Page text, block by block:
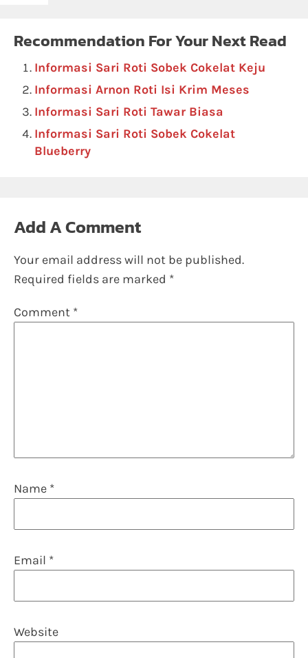
Recommendation For Your Next Read
Informasi Sari Roti Sobek Cokelat Keju
Informasi Arnon Roti Isi Krim Meses
Informasi Sari Roti Tawar Biasa
Informasi Sari Roti Sobek Cokelat
Blueberry
Add A Comment
Your email address will not be published.
Required fields are marked *
Comment *
Name *
Email *
Website